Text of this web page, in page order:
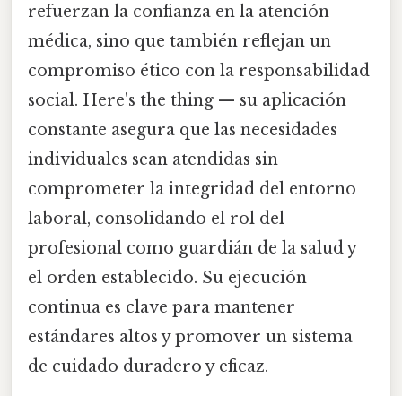
refuerzan la confianza en la atención
médica, sino que también reflejan un
compromiso ético con la responsabilidad
social. Here's the thing — su aplicación
constante asegura que las necesidades
individuales sean atendidas sin
comprometer la integridad del entorno
laboral, consolidando el rol del
profesional como guardián de la salud y
el orden establecido. Su ejecución
continua es clave para mantener
estándares altos y promover un sistema
de cuidado duradero y eficaz.